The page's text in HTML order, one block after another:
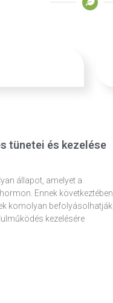
tünetei és kezelése
állapot, amelyet a
Ennek következtében
komolyan befolyásolhatják
kezelésére